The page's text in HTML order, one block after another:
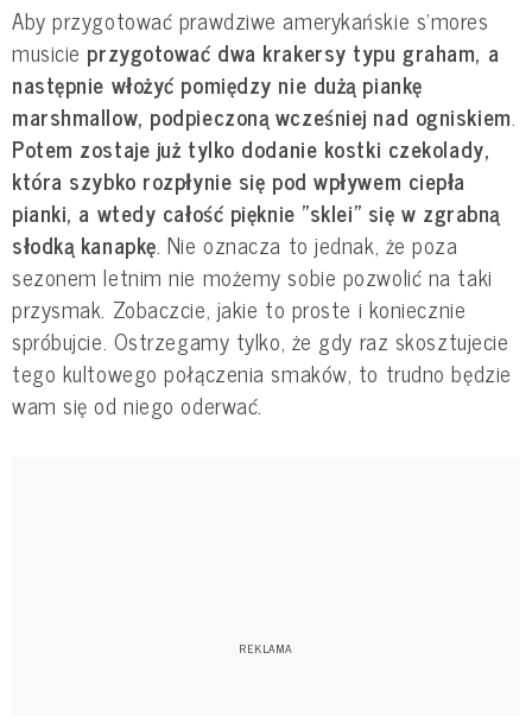
Aby przygotować prawdziwe amerykańskie s'mores
musicie przygotować dwa krakersy typu graham, a
następnie włożyć pomiędzy nie dużą piankę
marshmallow, podpieczoną wcześniej nad ogniskiem.
Potem zostaje już tylko dodanie kostki czekolady,
która szybko rozpłynie się pod wpływem ciepła
pianki, a wtedy całość pięknie "sklei" się w zgrabną
słodką kanapkę. Nie oznacza to jednak, że poza
sezonem letnim nie możemy sobie pozwolić na taki
przysmak. Zobaczcie, jakie to proste i koniecznie
spróbujcie. Ostrzegamy tylko, że gdy raz skosztujecie
tego kultowego połączenia smaków, to trudno będzie
wam się od niego oderwać.